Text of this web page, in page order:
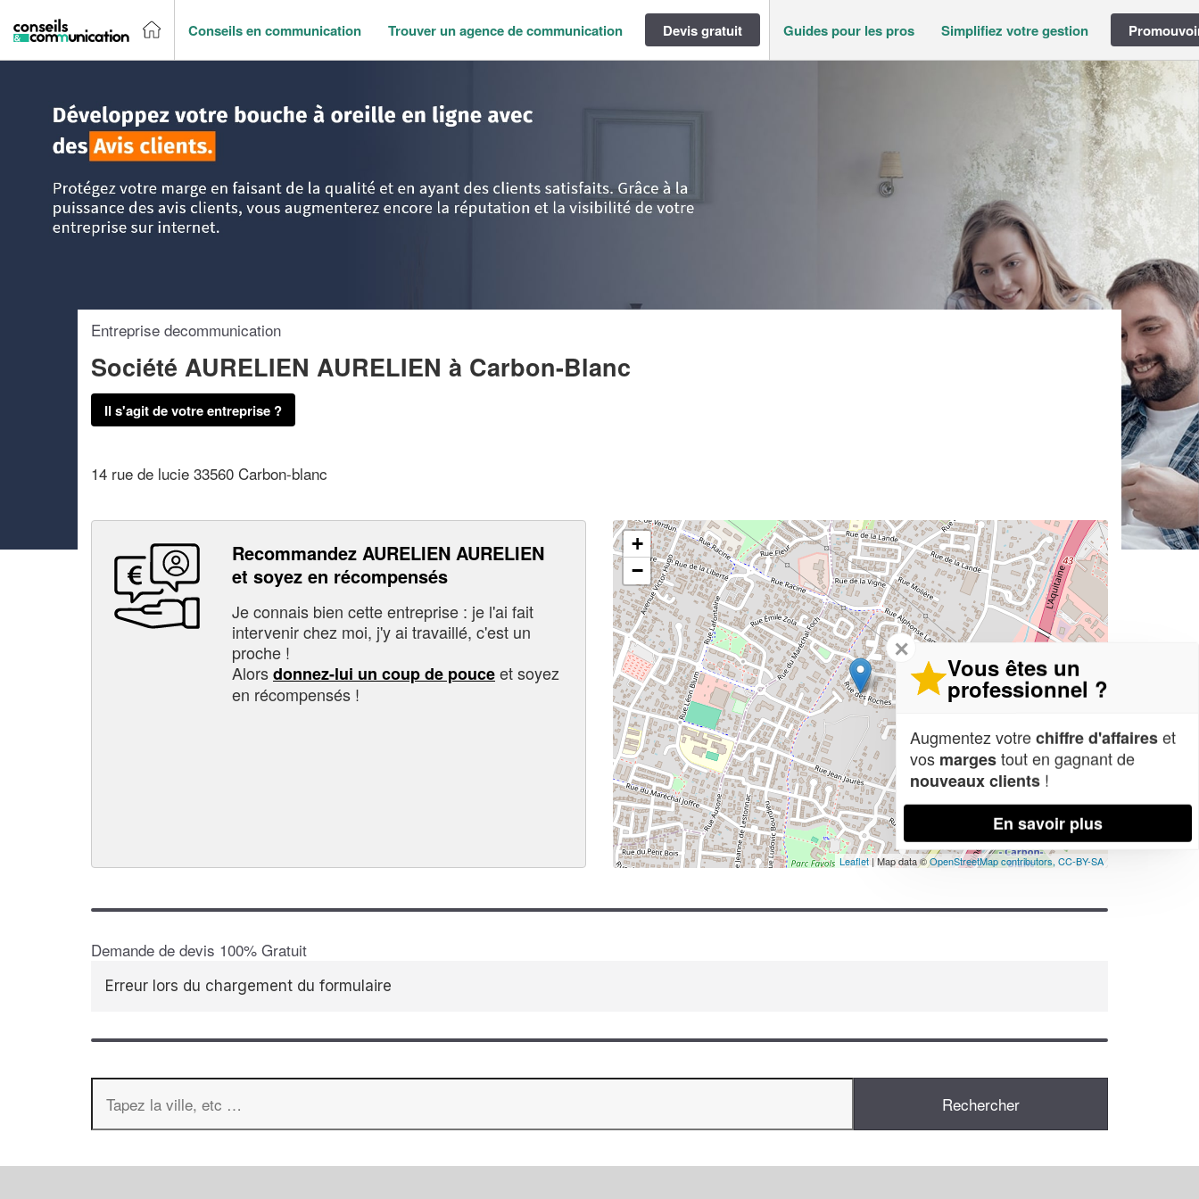
Conseils en communication Trouver un agence de communication Devis gratuit Guides pour les pros Simplifiez votre gestion
Entreprise decommunication
Société AURELIEN AURELIEN à Carbon-Blanc
Il s'agit de votre entreprise ?
14 rue de lucie 33560 Carbon-blanc
Recommandez AURELIEN AURELIEN
et soyez en récompensés
Je connais bien cette entreprise : je l'ai fait
intervenir chez moi, j'y ai travaillé, c'est un
proche !
Alorsdonnez-lui un coup de pouceet soyez
en récompensés !
+
−
Leaflet| Map data ©OpenStreetMap contributors, CC-BY-SA
Demande de devis 100% Gratuit
Erreur lors du chargement du formulaire
✕
Vous êtes un
professionnel ?
Augmentez votrechiffre d'affaireset
vos margestout en gagnant de
nouveaux clients !
En savoir plus